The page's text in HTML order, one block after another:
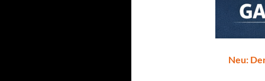
Neu: